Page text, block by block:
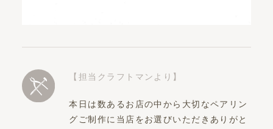
【担当クラフトマンより】
本日は数あるお店の中から大切なペアリン
グご制作に当店をお選びいただきありがと